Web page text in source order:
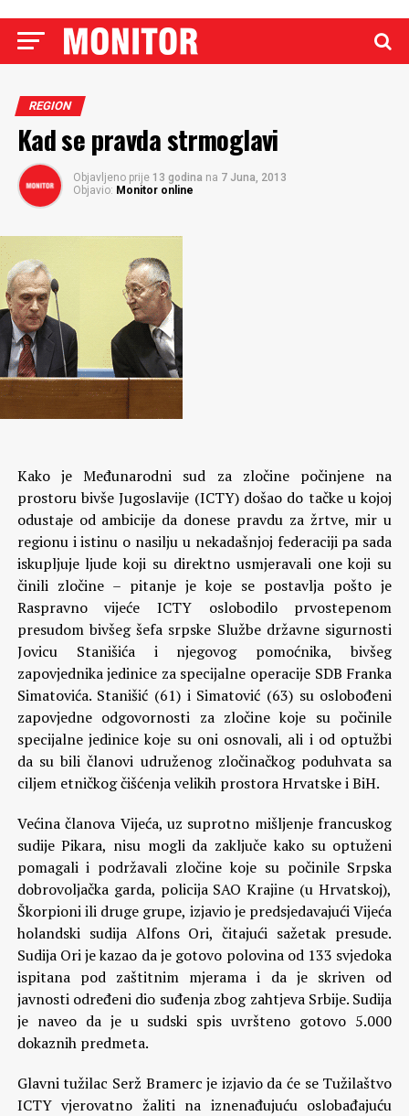
REGION
Kad se pravda strmoglavi
Objavljeno prije 13 godina na 7 Juna, 2013
Objavio: Monitor online
Kako je Međunarodni sud za zločine počinjene na
prostoru bivše Jugoslavije (ICTY) došao do tačke u kojoj
odustaje od ambicije da donese pravdu za žrtve, mir u
regionu i istinu o nasilju u nekadašnjoj federaciji pa sada
iskupljuje ljude koji su direktno usmjeravali one koji su
činili zločine – pitanje je koje se postavlja pošto je
Raspravno vijeće ICTY oslobodilo prvostepenom
presudom bivšeg šefa srpske Službe državne sigurnosti
Jovicu Stanišića i njegovog pomoćnika, bivšeg
zapovjednika jedinice za specijalne operacije SDB Franka
Simatovića. Stanišić (61) i Simatović (63) su oslobođeni
zapovjedne odgovornosti za zločine koje su počinile
specijalne jedinice koje su oni osnovali, ali i od optužbi
da su bili članovi udruženog zločinačkog poduhvata sa
ciljem etničkog čišćenja velikih prostora Hrvatske i BiH.
Većina članova Vijeća, uz suprotno mišljenje francuskog
sudije Pikara, nisu mogli da zaključe kako su optuženi
pomagali i podržavali zločine koje su počinile Srpska
dobrovoljačka garda, policija SAO Krajine (u Hrvatskoj),
Škorpioni ili druge grupe, izjavio je predsjedavajući Vijeća
holandski sudija Alfons Ori, čitajući sažetak presude.
Sudija Ori je kazao da je gotovo polovina od 133 svjedoka
ispitana pod zaštitnim mjerama i da je skriven od
javnosti određeni dio suđenja zbog zahtjeva Srbije. Sudija
je naveo da je u sudski spis uvršteno gotovo 5.000
dokaznih predmeta.
Glavni tužilac Serž Bramerc je izjavio da će se Tužilaštvo
ICTY vjerovatno žaliti na iznenađujuću oslobađajuću